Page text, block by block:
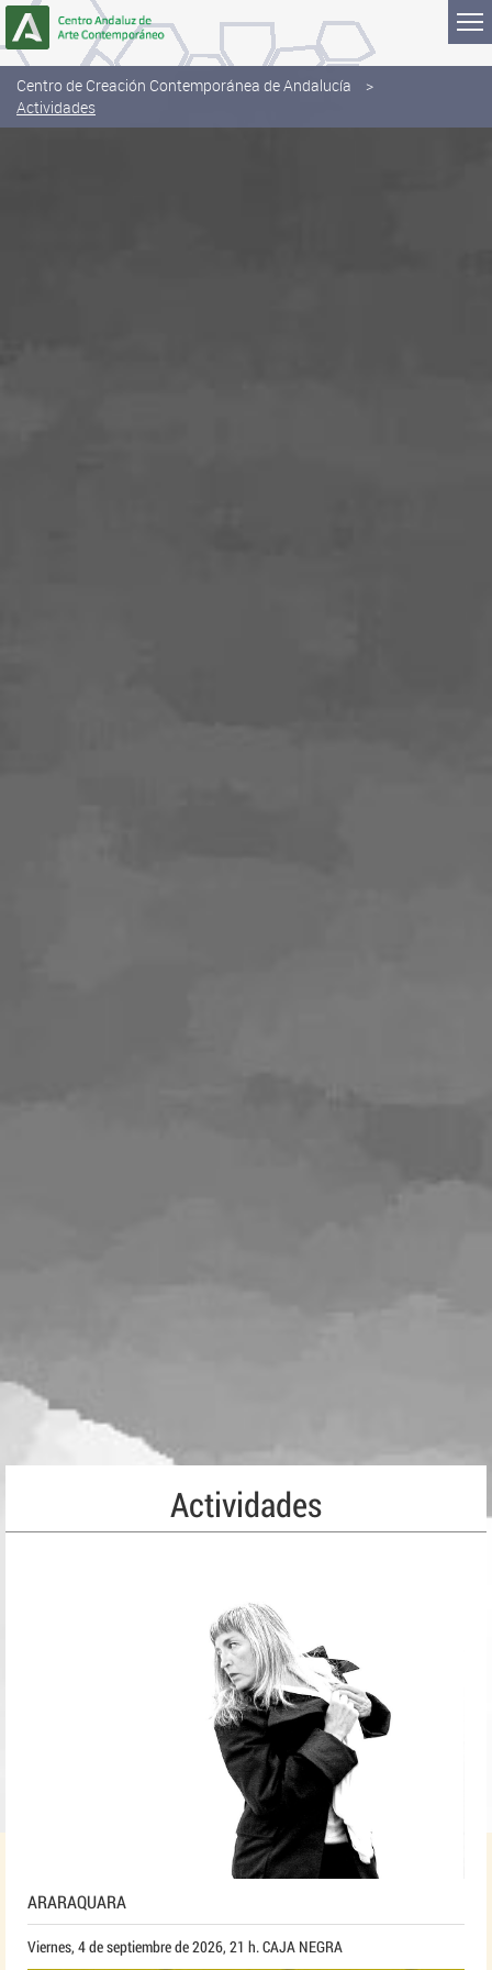
Saltar al contenido
Centro de Creación Contemporánea de Andalucía
Actividades
Actividades
ARARAQUARA
Viernes, 4 de septiembre de 2026, 21 h. CAJA NEGRA